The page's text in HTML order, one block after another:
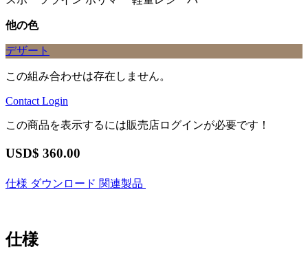
他の色
デザート
この組み合わせは存在しません。
Contact Login
この商品を表示するには販売店ログインが必要です！
USD$ 360.00
仕様 ダウンロード 関連製品
仕様